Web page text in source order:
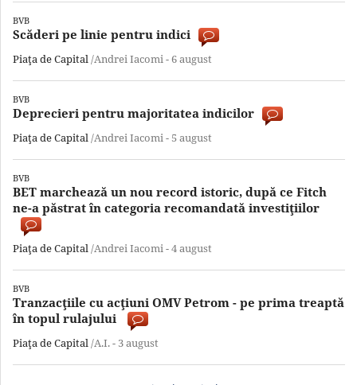
BVB
Scăderi pe linie pentru indici
Piaţa de Capital /Andrei Iacomi -6 august
BVB
Deprecieri pentru majoritatea indicilor
Piaţa de Capital /Andrei Iacomi - 5 august
BVB
BET marchează un nou record istoric, după ce Fitch
ne-a păstrat în categoria recomandată investiţiilor
Piaţa de Capital /Andrei Iacomi -4 august
BVB
Tranzacţiile cu acţiuni OMV Petrom - pe prima treaptă
în topul rulajului
Piaţa de Capital /A.I. - 3 august